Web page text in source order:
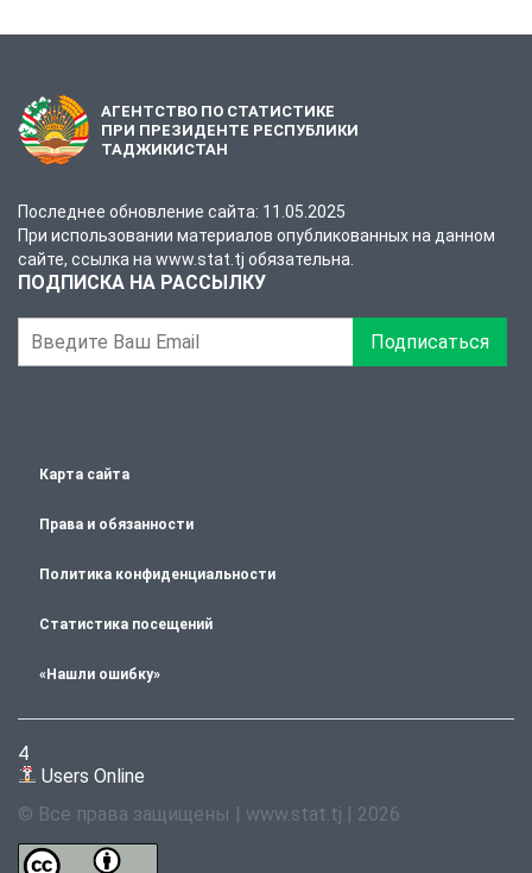
АГЕНТСТВО ПО СТАТИСТИКЕ
ПРИ ПРЕЗИДЕНТЕ РЕСПУБЛИКИ
ТАДЖИКИСТАН
Последнее обновление сайта: 11.05.2025
При использовании материалов опубликованных на данном
сайте, ссылка на www.stat.tj обязательна.
ПОДПИСКА НА РАССЫЛКУ
Подписаться
Карта сайта
Права и обязанности
Политика конфиденциальности
Статистика посещений
«Нашли ошибку»
4
Users Online
© Все права защищены | www.stat.tj | 2026